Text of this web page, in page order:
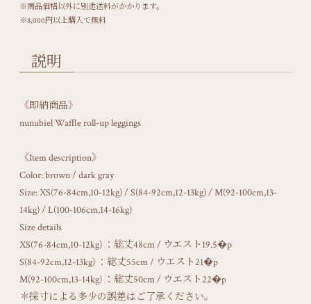
※商品価格以外に別途送料がかかります。
※8,000円以上購入で無料
説明
《即納商品》
nunubiel Waffle roll-up leggings
《Item description》
Color: brown / dark gray
Size: XS(76-84cm,10-12kg) / S(84-92cm,12-13kg) / M(92-100cm,13-
14kg) / L(100-106cm,14-16kg)
Size details
XS(76-84cm,10-12kg) ：総丈48cm / ウエスト19.5�p
S(84-92cm,12-13kg) ：総丈55cm / ウエスト21�p
M(92-100cm,13-14kg) ：総丈50cm / ウエスト22�p
＊採寸による多少の誤差はご了承ください。